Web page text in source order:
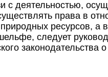
с деятельностью,
права в
ресурсов, а
следует
законодательства